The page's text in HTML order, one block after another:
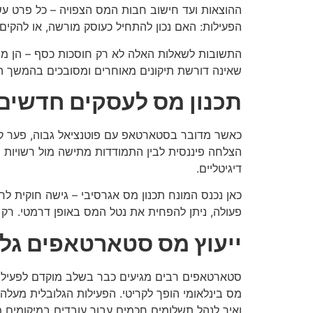
ההוצאות ועד חישוב חבות המס הצפויה – כל פרט
הפעילות: האם נכון להתחיל כעוסק מורשה, או
התשובות לשאלות האלה לא רק חוסכות כסף – הן
שאינה דורשת תיקונים מאוחרים ומסובכים בהמשך
תכנון מס לעסקים
כאשר מדובר בסטארטאפ עם פוטנציאל גבוה, פער
הצלחה פיננסית לבין התמודדות מתישה מול רשויות
דיגיטליים.
כאן נכנס המונח תכנון מס אגרסיבי – גישה חוקית
פעולה, ניתן להפחית את נטל המס באופן דרמטי.
ייעוץ מס סטארטאפים
סטארטאפים רבים מגיעים כבר בשלב מוקדם
מס בינלאומי הופך לקריטי. הפעילות הגלובלית
ואיך לנהל תשלומים חכמים עבור עובדים במיקומים